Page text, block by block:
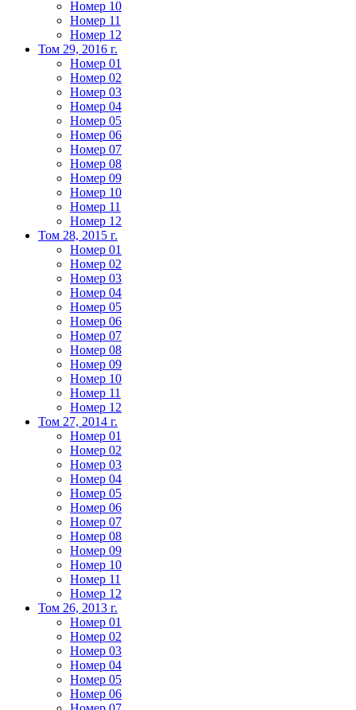
Номер 10
Номер 11
Номер 12
Том 29, 2016 г.
Номер 01
Номер 02
Номер 03
Номер 04
Номер 05
Номер 06
Номер 07
Номер 08
Номер 09
Номер 10
Номер 11
Номер 12
Том 28, 2015 г.
Номер 01
Номер 02
Номер 03
Номер 04
Номер 05
Номер 06
Номер 07
Номер 08
Номер 09
Номер 10
Номер 11
Номер 12
Том 27, 2014 г.
Номер 01
Номер 02
Номер 03
Номер 04
Номер 05
Номер 06
Номер 07
Номер 08
Номер 09
Номер 10
Номер 11
Номер 12
Том 26, 2013 г.
Номер 01
Номер 02
Номер 03
Номер 04
Номер 05
Номер 06